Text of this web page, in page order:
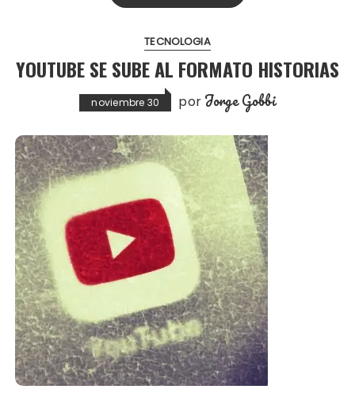
TECNOLOGIA
YOUTUBE SE SUBE AL FORMATO HISTORIAS
noviembre 30 por Jorge Gobbi